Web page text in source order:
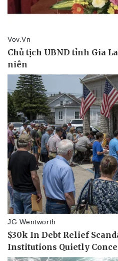
Doanh nghiệp
Doanh nghiệp 24h
Doanh nhân
Vì cộng đồng